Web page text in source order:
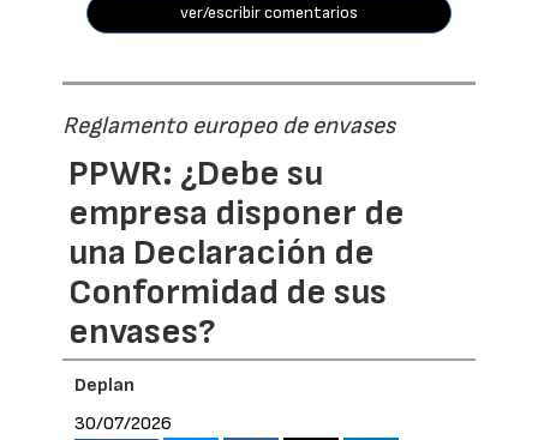
ver/escribir comentarios
Reglamento europeo de envases
PPWR: ¿Debe su
empresa disponer de
una Declaración de
Conformidad de sus
envases?
Deplan
30/07/2026